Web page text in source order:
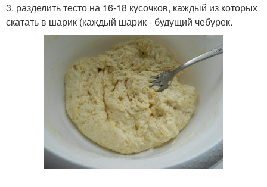
3. разделить тесто на 16-18 кусочков, каждый из которых
скатать в шарик (каждый шарик - будущий чебурек.